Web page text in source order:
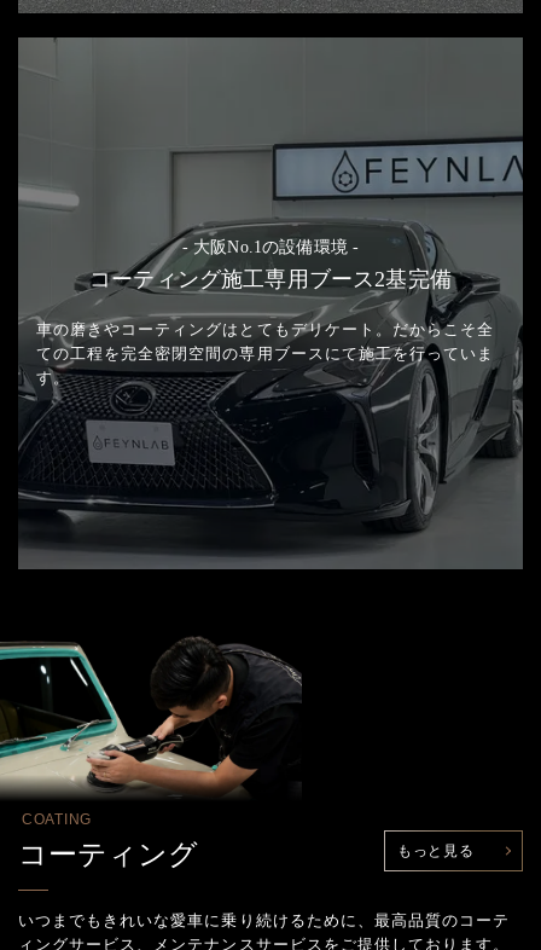
- 大阪No.1の設備環境 -
コーティング施工専用ブース2基完備
車の磨きやコーティングはとてもデリケート。 だからこそ全
ての工程を完全密閉空間の専用ブースにて施工を行っていま
す。
COATING
コーティング もっと見る
いつまでもきれいな愛車に乗り続けるために、最高品質のコーテ
ィングサービス、
メンテナンスサービスをご提供しております。